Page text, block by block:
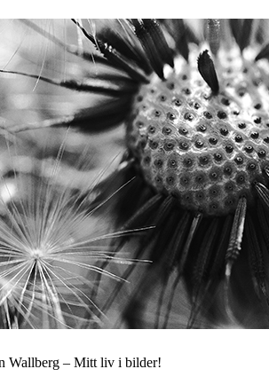
Wallberg – Mitt liv i bilder!